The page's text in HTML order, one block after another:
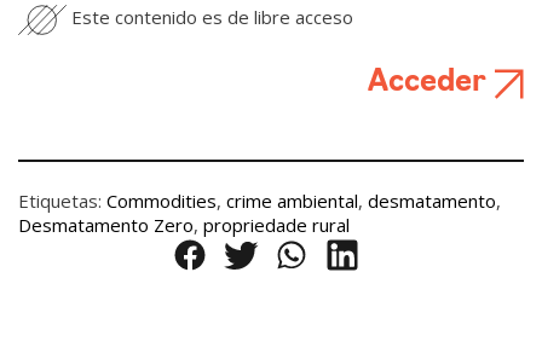
Este contenido es de libre acceso
Acceder
Etiquetas: Commodities, crime ambiental, desmatamento,
Desmatamento Zero, propriedade rural